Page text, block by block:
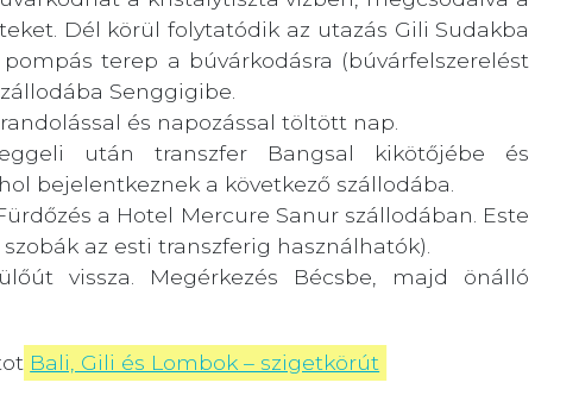
Dél körül folytatódik az utazás Gili Sudakba
terep a búvárkodásra (búvárfelszerelést
Senggigibe.
és napozással töltött nap.
után transzfer Bangsal kikötőjébe és
bejelentkeznek a következő szállodába.
a Hotel Mercure Sanur szállodában. Este
az esti transzferig használhatók).
vissza. Megérkezés Bécsbe, majd önálló
Bali, Gili és Lombok – szigetkörút